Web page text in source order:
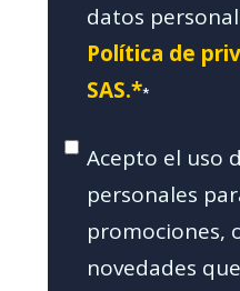
datos
Política de
SAS.**
Acepto el uso
personales
promociones,
novedades